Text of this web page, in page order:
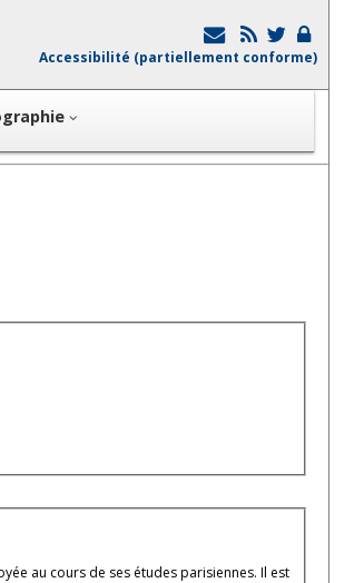
Accessibilité (partiellement conforme)
au cours de ses études parisiennes. Il est